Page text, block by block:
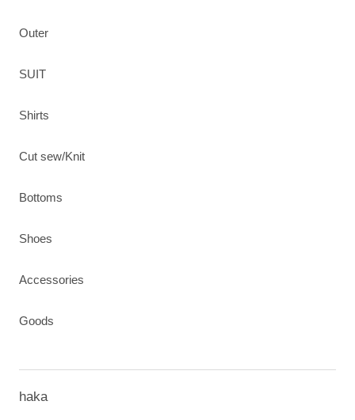
Outer
SUIT
Shirts
Cut sew/Knit
Bottoms
Shoes
Accessories
Goods
haka